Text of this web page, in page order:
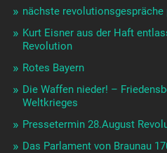
nächste revolutionsgespräche
Kurt Eisner aus der Haft
Revolution
Rotes Bayern
Die Waffen nieder! –
Weltkrieges
Pressetermin 28.August
Das Parlament von Braunau